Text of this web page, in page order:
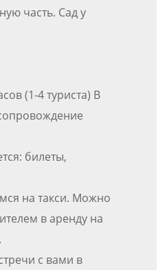
часть. Сад у
(1-4 туриста) В
билеты,
на такси. Можно
в аренду на
с вами в